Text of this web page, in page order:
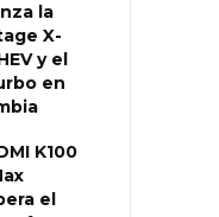
la
X-
y el
en
K100
el